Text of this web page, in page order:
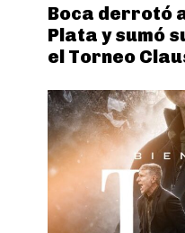
Boca derrotó
Plata y sumó
el Torneo